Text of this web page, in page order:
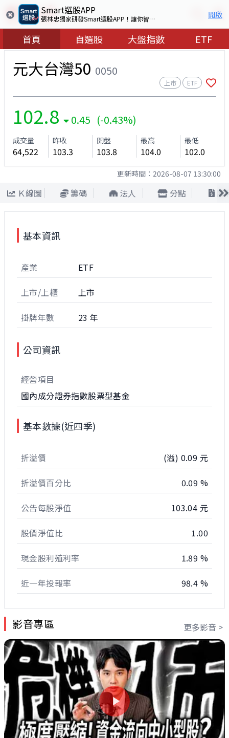
Smart選股APP
張林忠獨家研發Smart選股APP！讓你智慧看盤選出好股票 開啟
首頁 自選股 大盤指數 ETF
元大台灣50 0050
上市 ETF
102.8 0.45 (-0.43%)
成交量
64,522
昨收
103.3
開盤
103.8
最高
104.0
最低
102.0
更新時間： 2026-08-07 13:30:00
Ｋ線圖 籌碼 法人 分點 股
基本資訊
產業 ETF
上市/上櫃 上市
掛牌年數 23 年
公司資訊
經營項目
國內成分證券指數股票型基金
基本數據(近四季)
折溢價 (溢) 0.09 元
折溢價百分比 0.09 %
公告每股淨值 103.04 元
股價淨值比 1.00
現金股利殖利率 1.89 %
近一年投報率 98.4 %
影音專區 更多影音 >